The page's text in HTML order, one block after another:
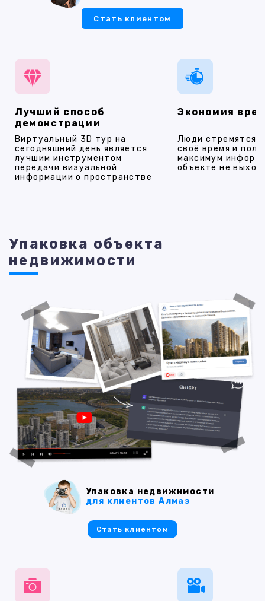
Стать клиентом
Лучший способ
демонстрации
Виртуальный 3D тур на
сегодняшний день является
лучшим инструментом
передачи визуальной
информации о пространстве
Экономия
Люди стремятся
своё время и
максимум
объекте не
Упаковка объекта
недвижимости
Упаковка недвижимости
для клиентов Алмаз
Стать клиентом